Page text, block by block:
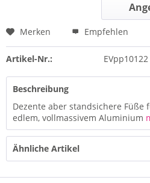
Merken Empfehlen
Artikel-Nr.: EVpp10122
Beschreibung
Dezente aber standsichere Füße
edlem, vollmassivem Aluminium
Ähnliche Artikel